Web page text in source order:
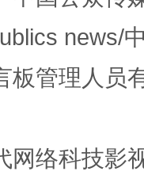
如何以
news/
板管理人员
网络科技影